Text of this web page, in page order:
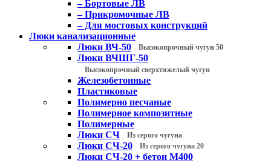
– Бортовые ЛВ
– Прикромочные ЛВ
– Для мостовых конструкций
Люки канализационные
Люки ВЧ-50
Высокопрочный чугун 50
Люки ВЧШГ-50
Высокопрочный сверхтяжелый чугун
Железобетонные
Пластиковые
Полимерно песчаные
Полимерное композитные
Полимерные
Люки СЧ
Из серого чугуна
Люки СЧ-20 Из серого чугуна 20
Люки СЧ-20 + бетон М400